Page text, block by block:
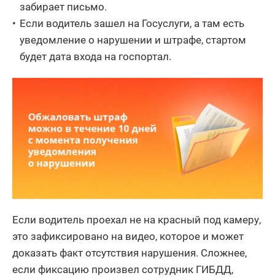
забирает письмо.
Если водитель зашел на Госуслуги, а там есть
уведомление о нарушении и штрафе, стартом
будет дата входа на госпортал.
Если водитель проехал не на красный под камеру,
это зафиксировано на видео, которое и может
доказать факт отсутствия нарушения. Сложнее,
если фиксацию произвел сотрудник ГИБДД,